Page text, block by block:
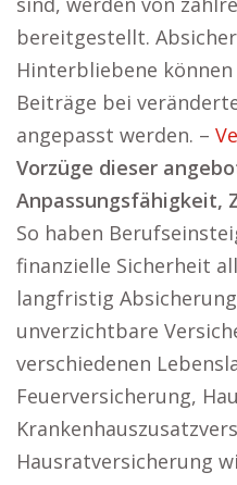
bereitgestellt.
Hinterbliebene
Beiträge bei
angepasst werden. –
Vorzüge dieser
Anpassungsfähigkeit,
So haben
finanzielle Sicherheit
langfristig
unverzichtbare
verschiedenen
Feuerversicherung,
Hausratversicherung